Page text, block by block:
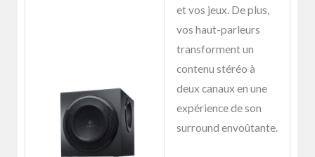
et vos jeux. De plus,
vos haut-parleurs
transforment un
contenu stéréo à
deux canaux en une
expérience de son
surround envoûtante.